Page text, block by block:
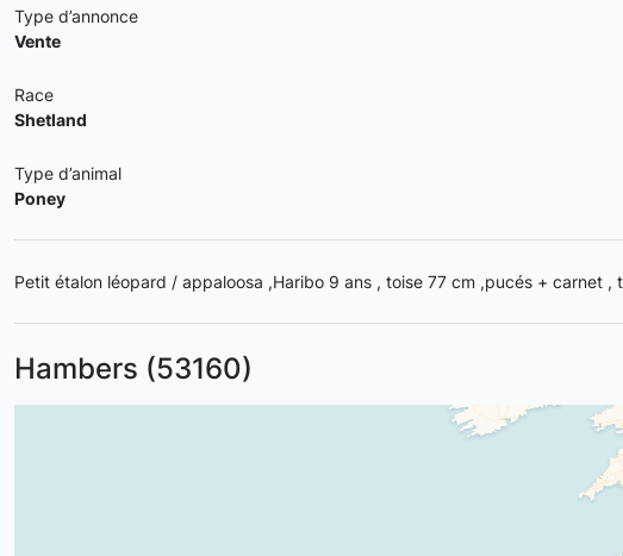
Type d’annonce
Vente
Race
Shetland
Type d’animal
Poney
Petit étalon léopard / appaloosa ,Haribo 9 ans , toise 77 cm ,pucés + carnet
Hambers (53160)